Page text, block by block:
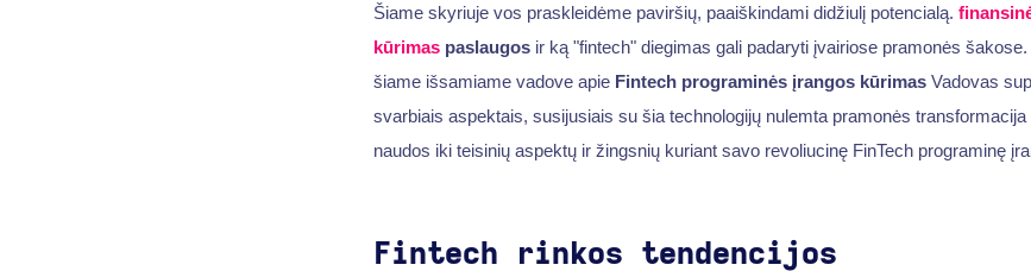
Šiame skyriuje vos praskleidėme paviršių, paaiškindami didžiulį potencialą.
kūrimaspaslaugosir ką "fintech" diegimas gali padaryti įvairiose pramonės
šiame išsamiame vadove apie Fintech programinės įrangos kūrimasVadovas
svarbiais aspektais, susijusiais su šia technologijų nulemta pramonės
naudos iki teisinių aspektų ir žingsnių kuriant savo revoliucinę FinTech programinę
Fintech rinkos tendencijos